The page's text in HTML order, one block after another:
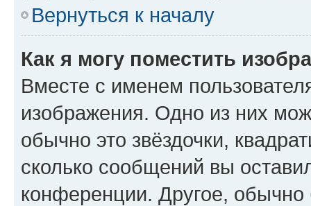
Вернуться к началу
Как я могу поместить
Вместе с именем
изображения. Одно из них
обычно это звёздочки,
сколько сообщений вы
конференции. Другое,